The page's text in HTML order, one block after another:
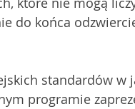
do końca
standardów w
programie